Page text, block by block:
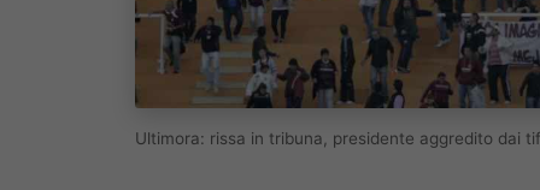
Ultimora: rissa in tribuna, presidente aggredito dai